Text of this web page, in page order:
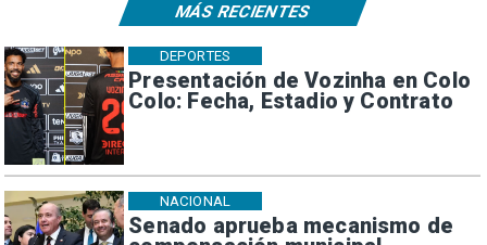
Presentación de Vozinha en Colo
Colo: Fecha, Estadio y Contrato
DEPORTES
Senado aprueba mecanismo de
NACIONAL
MÁS RECIENTES